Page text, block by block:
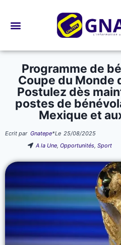
Programme de
Coupe du Monde
Postulez dès
postes de
Mexique et
Ecrit par Gnatepe*Le 25/08/2025
A la Une,Opportunités,Sport